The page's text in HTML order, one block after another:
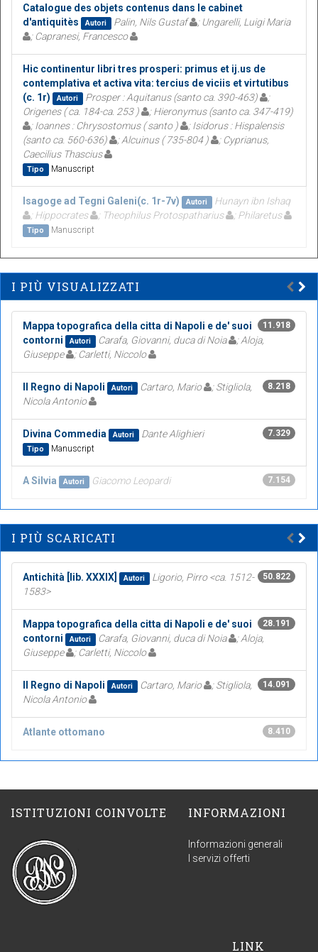
Catalogue des objets contenus dans le cabinet
d'antiquitès
Autori Palin, Nils Gustaf
; Ungarelli, Luigi Maria
; Capranesi, Francesco
Hic continentur libri tres prosperi: primus et ij.us de
contemplativa et activa vita: tercius de viciis et virtutibus
(c. 1r)
Autori Prosper : Aquitanus (santo ca. 390-463)
;
Origenes ( ca. 184-ca. 253 )
; Hieronymus (santo ca. 347-419)
; Ioannes : Chrysostomus ( santo )
; Isidorus : Hispalensis
(santo ca. 560-636)
; Alcuinus ( 735-804 )
; Cyprianus,
Caecilius Thascius
Tipo Manuscript
Isagoge ad Tegni Galeni(c. 1r-7v) Autori
Hunayn ibn Ishaq
; Hippocrates
; Theophilus Protospatharius ; Philaretus
Tipo Manuscript
I PIÙ VISUALIZZATI
11.918
Mappa topografica della citta di Napoli e de' suoi
contorni
Autori Carafa, Giovanni, duca di Noia
; Aloja,
Giuseppe
; Carletti, Niccolo
8.218
Il Regno di Napoli Autori Cartaro, Mario
; Stigliola,
Nicola Antonio
7.329
Divina Commedia Autori Dante Alighieri
Tipo Manuscript
7.154
A Silvia Autori Giacomo Leopardi
I PIÙ SCARICATI
50.822
Antichità [lib. XXXIX] Autori
Ligorio, Pirro <ca. 1512-
1583>
28.191
Mappa topografica della citta di Napoli e de' suoi
contorni
Autori Carafa, Giovanni, duca di Noia
; Aloja,
Giuseppe
; Carletti, Niccolo
14.091
Il Regno di Napoli Autori Cartaro, Mario
; Stigliola,
Nicola Antonio
8.410
Atlante ottomano
ISTITUZIONI COINVOLTE INFORMAZIONI
Informazioni generali
I servizi offerti
LINK